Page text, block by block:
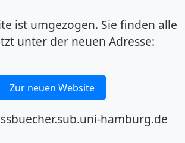
ist umgezogen. Sie finden alle
unter der neuen Adresse:
Zur neuen Website
hamburg.de